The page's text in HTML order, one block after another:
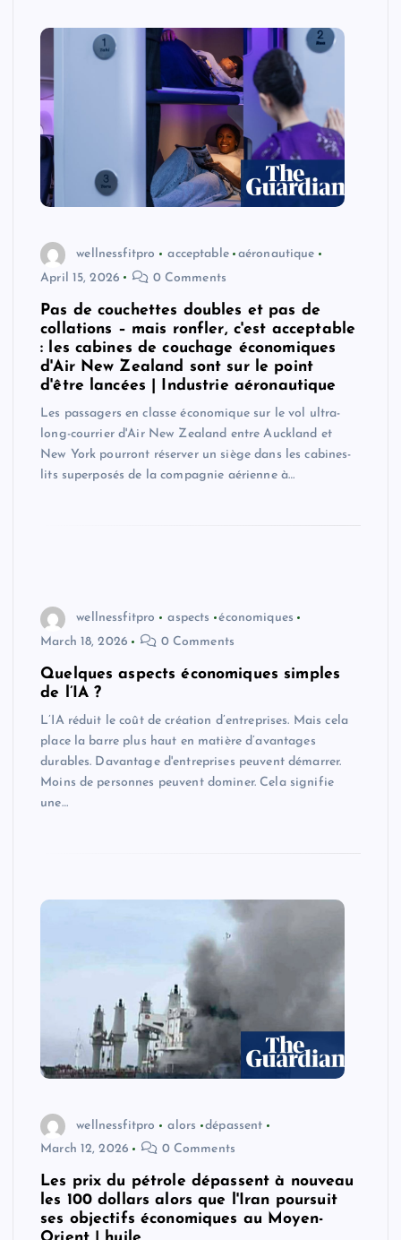
wellnessfitpro acceptable
aéronautique
April 15, 2026
0 Comments
Pas de couchettes doubles et pas de
collations – mais ronfler, c'est acceptable
: les cabines de couchage économiques
d'Air New Zealand sont sur le point
d'être lancées | Industrie aéronautique
Les passagers en classe économique sur le vol ultra-
long-courrier d'Air New Zealand entre Auckland et
New York pourront réserver un siège dans les cabines-
lits superposés de la compagnie aérienne à…
wellnessfitpro aspects
économiques
March 18, 2026
0 Comments
Quelques aspects économiques simples
de l’IA ?
L’IA réduit le coût de création d’entreprises. Mais cela
place la barre plus haut en matière d’avantages
durables. Davantage d'entreprises peuvent démarrer.
Moins de personnes peuvent dominer. Cela signifie
une…
wellnessfitpro alors
dépassent
March 12, 2026
0 Comments
Les prix du pétrole dépassent à nouveau
les 100 dollars alors que l'Iran poursuit
ses objectifs économiques au Moyen-